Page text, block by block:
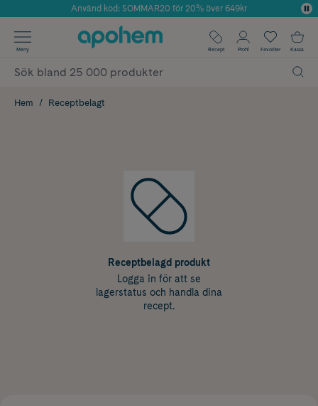
Årets Butik 2025 inom Skönhet
Använd kod: SOMMAR20 för 20% över 649kr
✓ Fri frakt
✓ Poäng på alla köp*
Meny Recept Profil Favoriter Kassa
Hem Receptbelagt
Receptbelagd produkt
Logga in för att se
lagerstatus och handla dina
recept.